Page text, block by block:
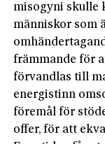
misogyni skulle
människor som
främmande för
förvandlas till
energistinn
föremål för
offer, för att